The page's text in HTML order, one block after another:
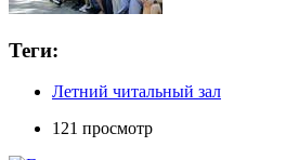
Теги:
Летний читальный зал
121 просмотр